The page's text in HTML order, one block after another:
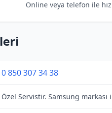
Online veya telefon ile
0 850 307 34 38
Özel Servistir. Samsung